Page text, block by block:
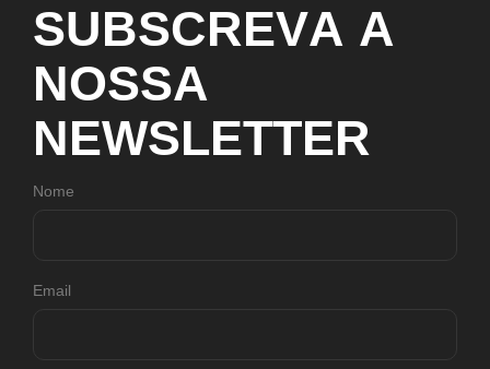
SUBSCREVA A
NOSSA
NEWSLETTER
Nome
Email